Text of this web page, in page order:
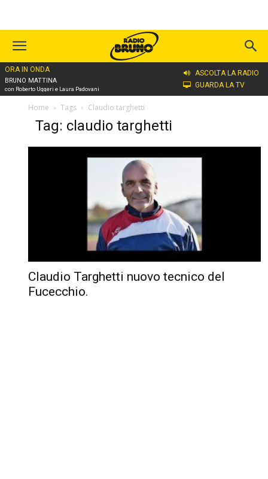
ORA IN ONDA
BRUNO MATTINA
con Roberto Uggeri e Laura Padovani
ASCOLTA LA RADIO
GUARDA LA TV
Home Tags Claudio targhetti
Tag: claudio targhetti
Claudio Targhetti nuovo tecnico del
Fucecchio.